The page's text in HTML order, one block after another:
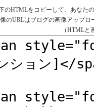
のHTMLをコピーして、あなた
のURLはブログの画像アップ
（HTML